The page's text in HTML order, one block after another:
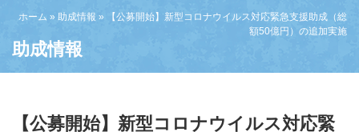
ホーム » 助成情報 »
【公募開始】新型コロナウイルス対応緊急支援助成（総
額50億円）の追加実施
助成情報
【公募開始】新型コロナウイルス対応緊